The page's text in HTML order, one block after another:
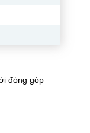
đóng góp